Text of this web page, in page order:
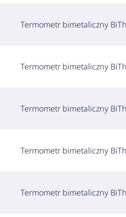
Termometr bimetaliczny
Termometr bimetaliczny
Termometr bimetaliczny
Termometr bimetaliczny
Termometr bimetaliczny